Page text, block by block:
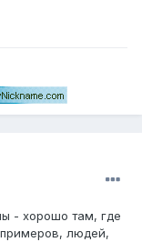
- хорошо там, где
людей,